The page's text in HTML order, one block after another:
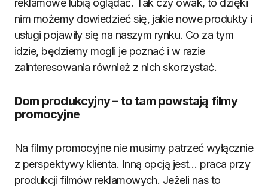
reklamowe lubią oglądać. Tak czy owak, to dzięki
nim możemy dowiedzieć się, jakie nowe produkty i
usługi pojawiły się na naszym rynku. Co za tym
idzie, będziemy mogli je poznać i w razie
zainteresowania również z nich skorzystać.
Dom produkcyjny – to tam powstają filmy
promocyjne
Na filmy promocyjne nie musimy patrzeć wyłącznie
z perspektywy klienta. Inną opcją jest… praca przy
produkcji filmów reklamowych. Jeżeli nas to